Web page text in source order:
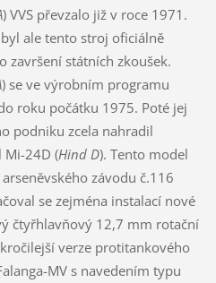
) VVS převzalo již v roce 1971.
ale tento stroj oficiálně
završení státních zkoušek.
) se ve výrobním programu
roku počátku 1975. Poté jej
podniku zcela nahradil
Mi-24D (Hind D). Tento model
závodu č.116
se zejména instalací nové
čtyřhlavňový 12,7 mm rotační
verze protitankového
MV s navedením typu